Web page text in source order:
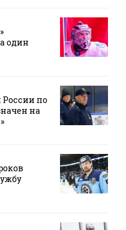
один
России по
на